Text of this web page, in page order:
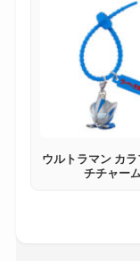
ウルトラマン カ
チチャーム